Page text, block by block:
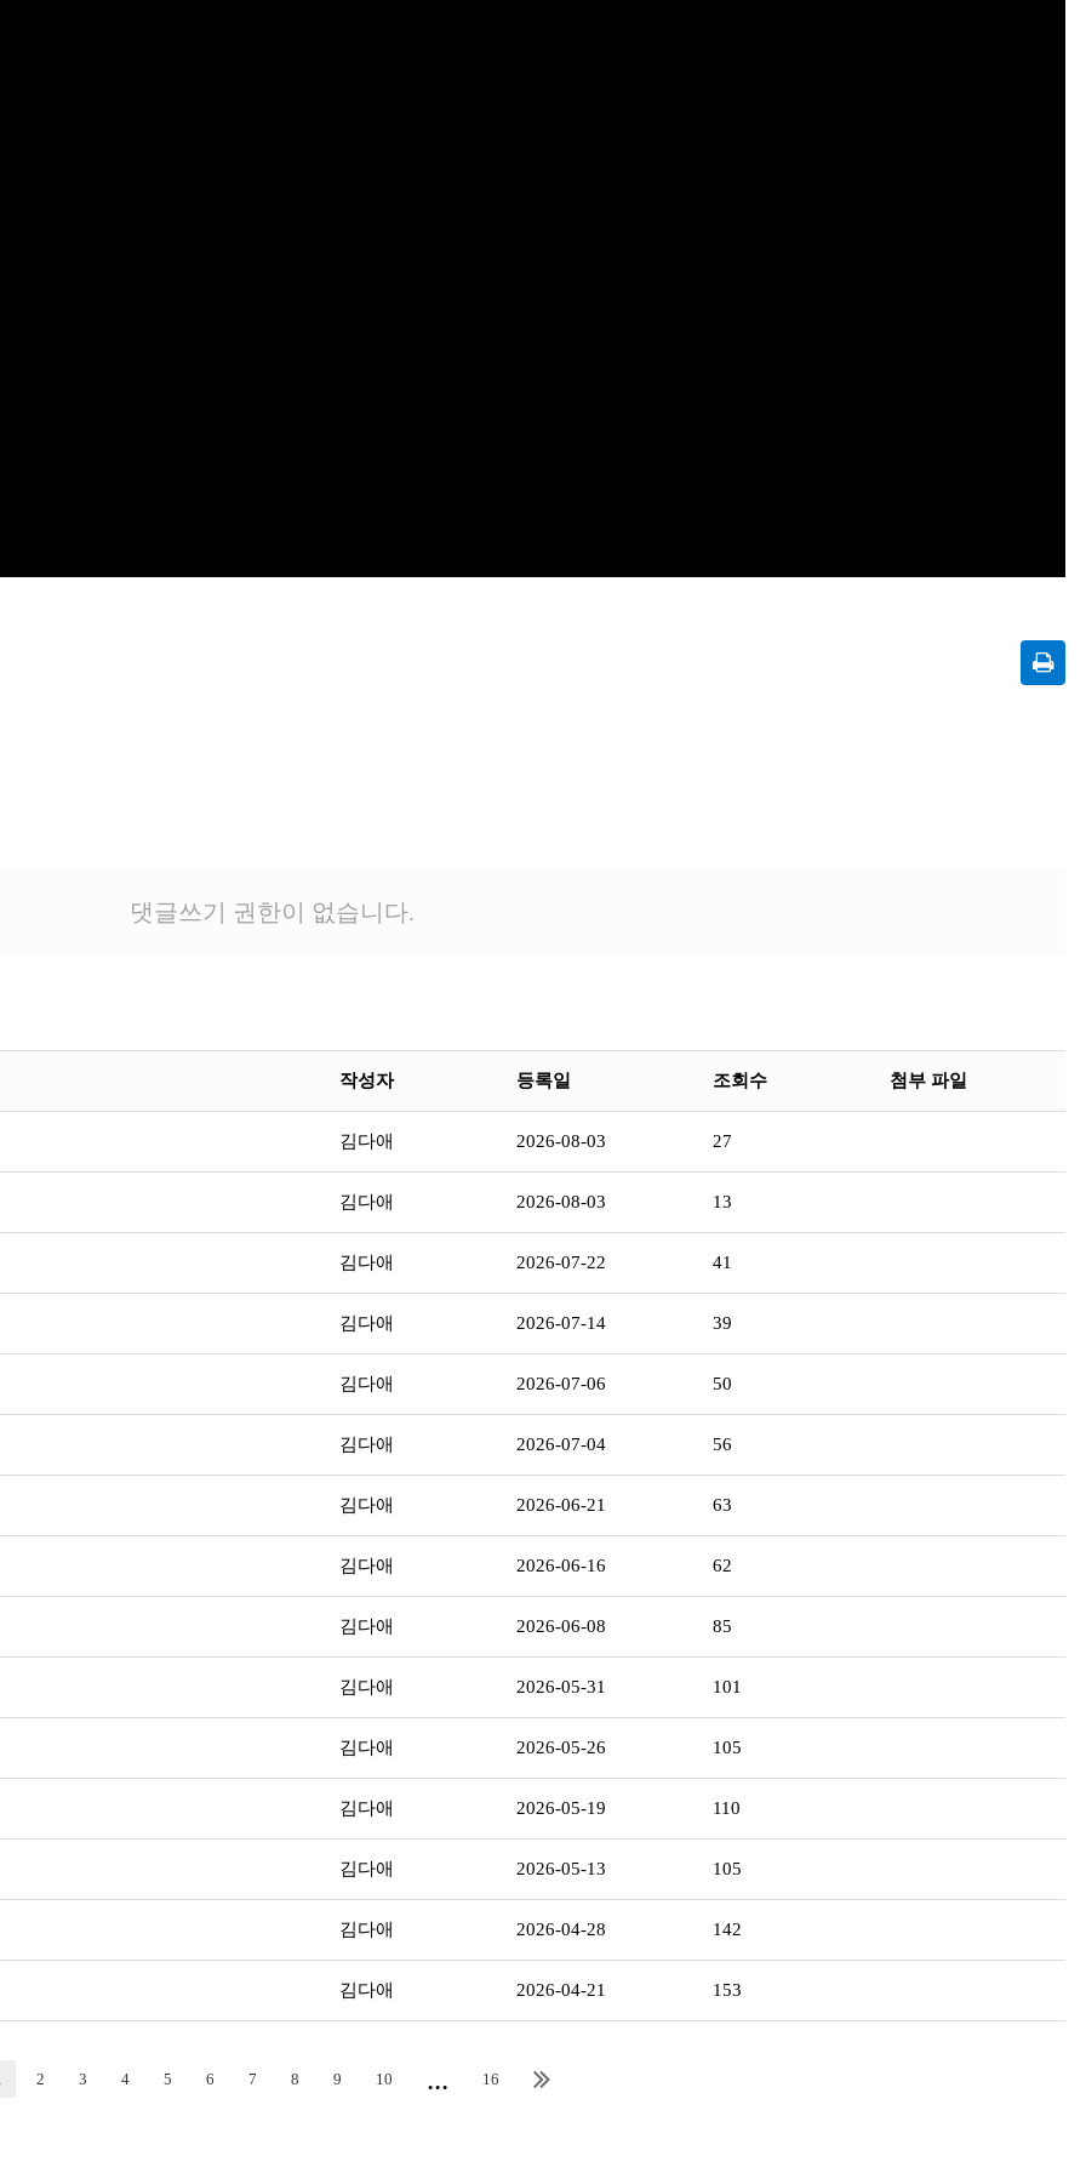
댓글쓰기 권한이 없습니다.
작성자 등록일 조회수 첨부 파일
김다애 2026-08-03 27
김다애 2026-08-03 13
김다애 2026-07-22 41
김다애 2026-07-14 39
김다애 2026-07-06 50
김다애 2026-07-04 56
김다애 2026-06-21 63
김다애 2026-06-16 62
김다애 2026-06-08 85
김다애 2026-05-31 101
김다애 2026-05-26 105
김다애 2026-05-19 110
김다애 2026-05-13 105
김다애 2026-04-28 142
김다애 2026-04-21 153
2 3 4 5 6 7 8 9 10 ... 16